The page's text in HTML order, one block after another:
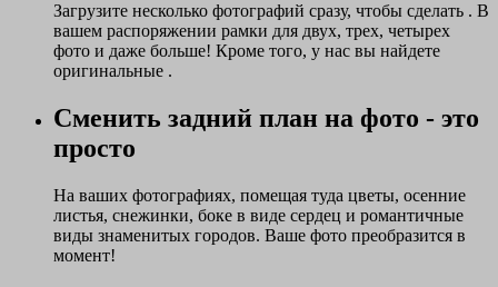
Загрузите несколько фотографий сразу, чтобы сделать . В
вашем распоряжении рамки для двух, трех, четырех
фото и даже больше! Кроме того, у нас вы найдете
оригинальные .
Сменить задний план на фото - это
просто
На ваших фотографиях, помещая туда цветы, осенние
листья, снежинки, боке в виде сердец и романтичные
виды знаменитых городов. Ваше фото преобразится в
момент!